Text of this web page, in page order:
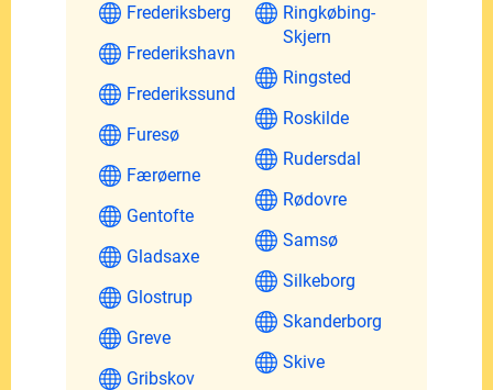
Frederiksberg
Frederikshavn
Frederikssund
Furesø
Færøerne
Gentofte
Gladsaxe
Glostrup
Greve
Gribskov
Ringkøbing-
Skjern
Ringsted
Roskilde
Rudersdal
Rødovre
Samsø
Silkeborg
Skanderborg
Skive